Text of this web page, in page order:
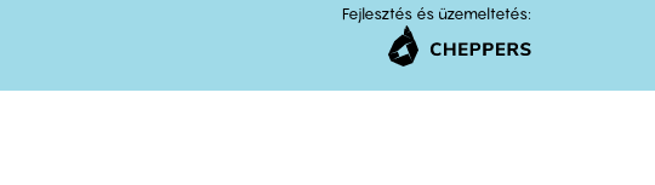
Fejlesztés és üzemeltetés: